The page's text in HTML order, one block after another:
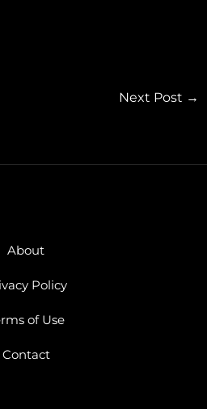
Next Post →
About
Policy
of Use
Contact